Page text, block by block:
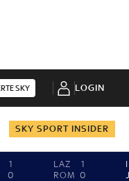
SKY LOGIN
SKY SPORT INSIDER
1
0
LAZ
1
ROM 0